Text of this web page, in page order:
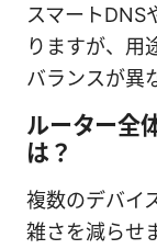
スマートDNS
りますが、用
バランスが異
ルーター全
は？
複数のデバイ
雑さを減らせ